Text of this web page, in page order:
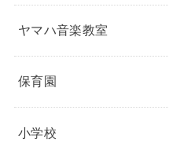
ヤマハ音楽教室
保育園
小学校